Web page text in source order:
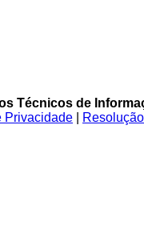
Técnicos de
Privacidade